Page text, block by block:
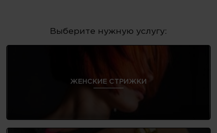
Выберите нужную услугу:
ЖЕНСКИЕ СТРИЖКИ